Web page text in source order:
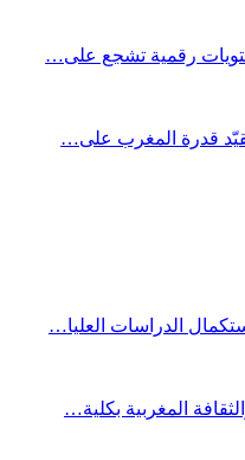
قدرة المغرب على…
الدراسات العليا…
المغربية بكلية…